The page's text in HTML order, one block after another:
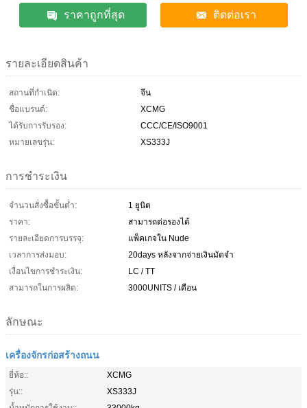
ราคาถูกที่สุด ติดต่อเรา
รายละเอียดสินค้า
สถานที่กำเนิด:
จีน
ชื่อแบรนด์:
XCMG
ได้รับการรับรอง:
CCC/CE/ISO9001
หมายเลขรุ่น:
XS333J
การชำระเงิน
จำนวนสั่งซื้อขั้นต่ำ:
1 ยูนิต
ราคา:
สามารถต่อรองได้
รายละเอียดการบรรจุ:
แพ็คเกจใน Nude
เวลาการส่งมอบ:
20days หลังจากจ่ายเงินมัดจำ
เงื่อนไขการชำระเงิน:
LC / TT
สามารถในการผลิต:
3000UNITS / เดือน
ลักษณะ
เครื่องจักรก่อสร้างถนน
ยี่ห้อ::
XCMG
รุ่น::
XS333J